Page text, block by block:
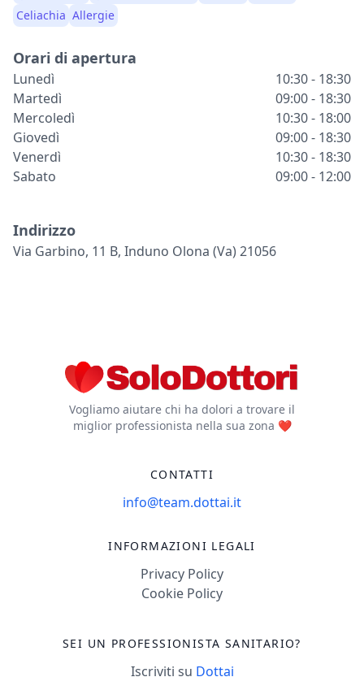
Celiachia Allergie
Orari di apertura
Lunedì
10:30 - 18:30
Martedì
09:00 - 18:30
Mercoledì
10:30 - 18:00
Giovedì
09:00 - 18:30
Venerdì
10:30 - 18:30
Sabato
09:00 - 12:00
Indirizzo
Via Garbino, 11 B, Induno Olona (va) 21056
Vogliamo aiutare chi ha dolori a trovare il
miglior professionista nella sua zona ❤️
CONTATTI
info@team.dottai.it
INFORMAZIONI LEGALI
Privacy Policy
Cookie Policy
SEI UN PROFESSIONISTA SANITARIO?
Iscriviti su Dottai